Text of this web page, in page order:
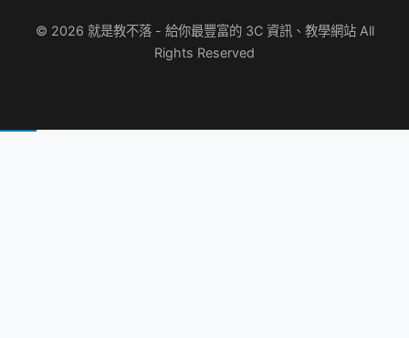
© 2026 就是教不落 - 給你最豐富的 3C 資訊、教學網站 All
Rights Reserved